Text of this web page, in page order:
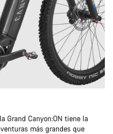
Grand Canyon:ON tiene la
más grandes que